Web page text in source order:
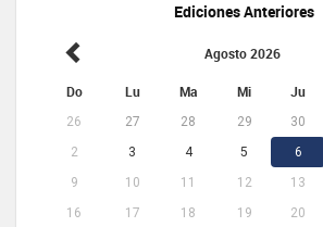
Ediciones Anteriores
Agosto 2026
Do Lu Ma Mi Ju
26 27 28 29 30
2
3 4 5 6
9
10 11 12 13
16
17 18 19 20